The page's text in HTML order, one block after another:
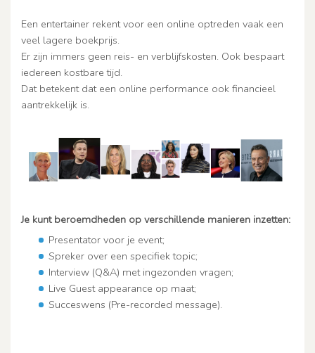
Een entertainer rekent voor een online optreden vaak een
veel lagere boekprijs.
Er zijn immers geen reis- en verblijfskosten. Ook bespaart
iedereen kostbare tijd.
Dat betekent dat een online performance ook financieel
aantrekkelijk is.
Je kunt beroemdheden op verschillende manieren inzetten:
Presentator voor je event;
Spreker over een specifiek topic;
Interview (Q&A) met ingezonden vragen;
Live Guest appearance op maat;
Succeswens (Pre-recorded message).